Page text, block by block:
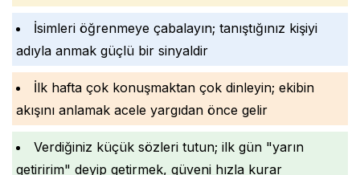
İsimleri öğrenmeye çabalayın; tanıştığınız kişiyi
adıyla anmak güçlü bir sinyaldir
İlk hafta çok konuşmaktan çok dinleyin; ekibin
akışını anlamak acele yargıdan önce gelir
Verdiğiniz küçük sözleri tutun; ilk gün "yarın
getiririm" deyip getirmek, güveni hızla kurar